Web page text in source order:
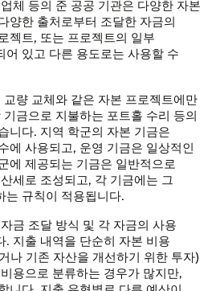
체 등의 준 공공 기관은 다양한 자본
양한 출처로부터 조달한 자금의
젝트, 또는 프로젝트의 일부
어 있고 다른 용도로는 사용할 수
량 교체와 같은 자본 프로젝트에만
금으로 지불하는 포트홀 수리 등의
니다. 지역 학군의 자본 기금은
에 사용되고, 운영 기금은 일상적인
에 제공되는 기금은 일반적으로
세로 조성되고, 각 기금에는 그
는 규칙이 적용됩니다.
금 조달 방식 및 각 자금의 사용
. 지출 내역을 단순히 자본 비용
나 기존 자산을 개선하기 위한 투자)
용으로 분류하는 경우가 많지만,